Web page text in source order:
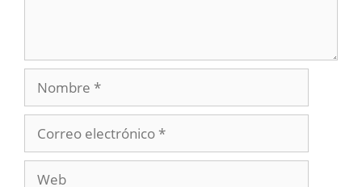
Nombre
electrónico